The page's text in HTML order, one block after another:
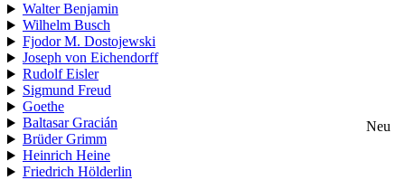
Walter Benjamin
Wilhelm Busch
Fjodor M. Dostojewski
Joseph von Eichendorff
Rudolf Eisler
Sigmund Freud
Goethe
Baltasar Gracián
Neu
Brüder Grimm
Heinrich Heine
Friedrich Hölderlin